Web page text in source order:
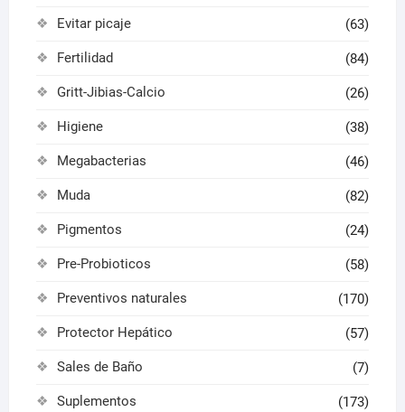
Evitar picaje (63)
Fertilidad (84)
Gritt-Jibias-Calcio (26)
Higiene (38)
Megabacterias (46)
Muda (82)
Pigmentos (24)
Pre-Probioticos (58)
Preventivos naturales (170)
Protector Hepático (57)
Sales de Baño (7)
Suplementos (173)